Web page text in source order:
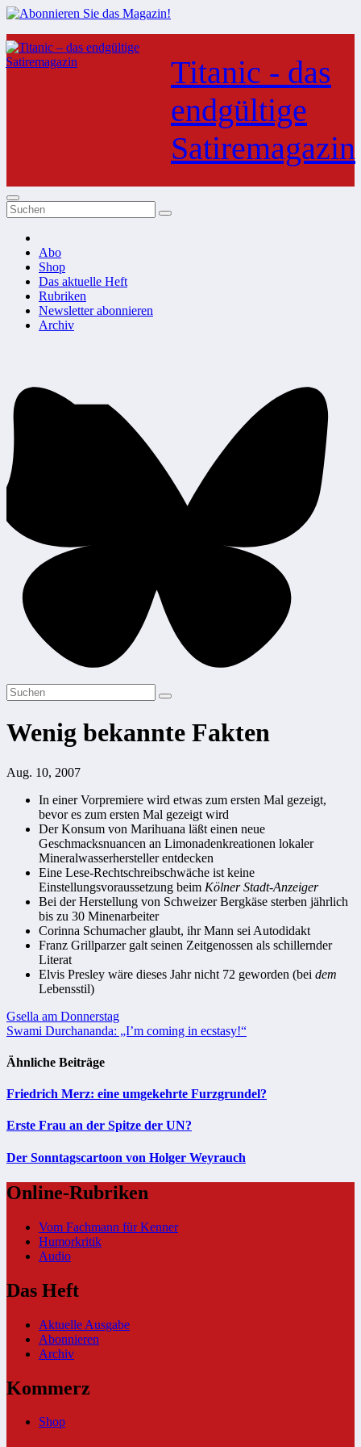
Zum
Inhalt
springen
Titanic - das
endgültige
Satiremagazin
Abo
Shop
Das aktuelle Heft
Rubriken
Newsletter abonnieren
Archiv
Wenig bekannte Fakten
Aug. 10, 2007
In einer Vorpremiere wird etwas zum ersten Mal gezeigt,
bevor es zum ersten Mal gezeigt wird
Der Konsum von Marihuana läßt einen neue
Geschmacksnuancen an Limonadenkreationen lokaler
Mineralwasserhersteller entdecken
Eine Lese-Rechtschreibschwäche ist keine
Einstellungsvoraussetzung beim Kölner Stadt-Anzeiger
Bei der Herstellung von Schweizer Bergkäse sterben jährlich
bis zu 30 Minenarbeiter
Corinna Schumacher glaubt, ihr Mann sei Autodidakt
Franz Grillparzer galt seinen Zeitgenossen als schillernder
Literat
Elvis Presley wäre dieses Jahr nicht 72 geworden (bei dem
Lebensstil)
Beitragsnavigation
Gsella am Donnerstag
Swami Durchananda: „I’m coming in ecstasy!“
Ähnliche Beiträge
Friedrich Merz: eine umgekehrte Furzgrundel?
Erste Frau an der Spitze der UN?
Der Sonntagscartoon von Holger Weyrauch
Online-Rubriken
Vom Fachmann für Kenner
Humorkritik
Audio
Das Heft
Aktuelle Ausgabe
Abonnieren
Archiv
Kommerz
Shop